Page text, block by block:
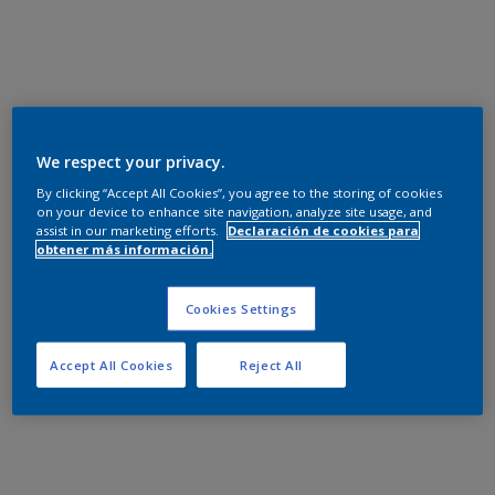
We respect your privacy.
By clicking “Accept All Cookies”, you agree to the storing of cookies
on your device to enhance site navigation, analyze site usage, and
assist in our marketing efforts.
Declaración de cookies para
obtener más información.
Cookies Settings
Reject All
Accept All Cookies